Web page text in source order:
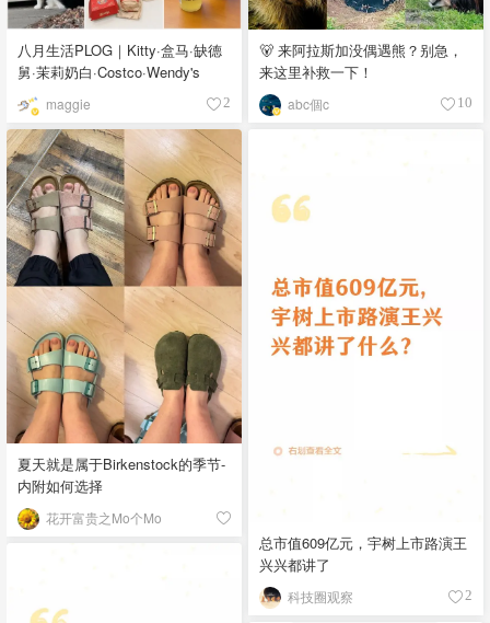
八月生活PLOG｜Kitty·盒马·缺德
舅·茉莉奶白·Costco·Wendy's
maggie 2
🐻 来阿拉斯加没偶遇熊？别急，
来这里补救一下！
abc個c 10
夏天就是属于Birkenstock的季节-
内附如何选择
花开富贵之Mo个Mo
总市值609亿元，宇树上市路演王
兴兴都讲了
科技圈观察 2